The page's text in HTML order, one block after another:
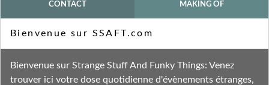
CONTACT MAKING OF
Fil des commentaires
Bienvenue sur SSAFT.com
Bienvenue sur Strange Stuff And Funky Things: Venez
trouver ici votre dose quotidienne d'évènements étranges,